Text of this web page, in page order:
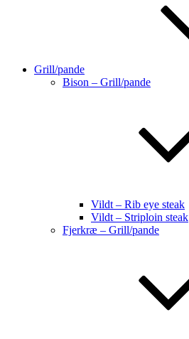
Grill/pande
Bison – Grill/pande
Vildt – Rib eye steak
Vildt – Striploin steak
Fjerkræ – Grill/pande